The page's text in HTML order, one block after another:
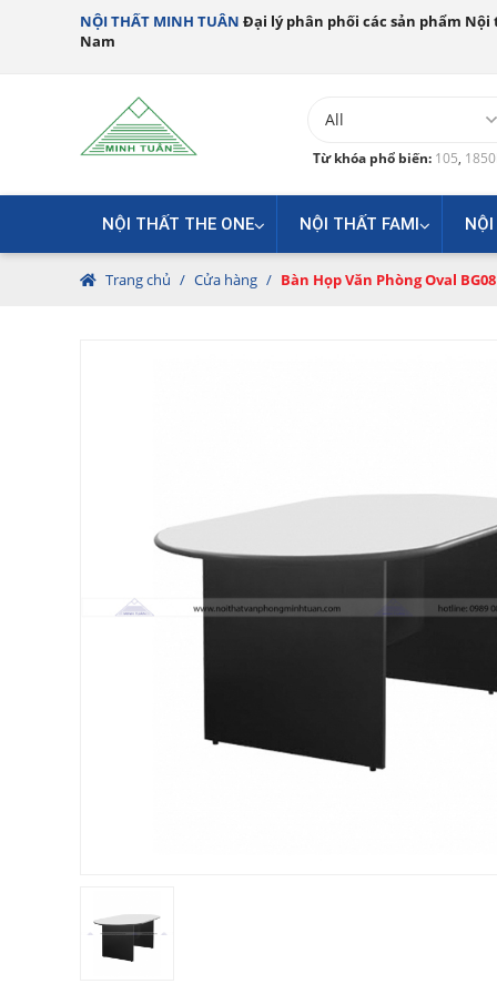
NỘI THẤT MINH TUÂN Đại lý phân phối các sản phẩm Nội
Nam
Từ khóa phổ biến: 105,
NỘI THẤT THE ONE NỘI THẤT FAMI
Trang chủ / Cửa hàng / Bàn Họp Văn Phòng Oval BG08
Chị Hồng Anh
Anh Quang
Chị Nghi